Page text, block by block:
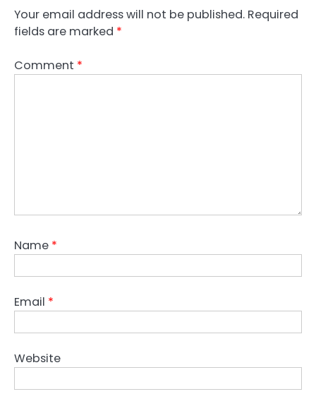
Your email address will not be published. Required
fields are marked *
Comment *
Name *
Email *
Website